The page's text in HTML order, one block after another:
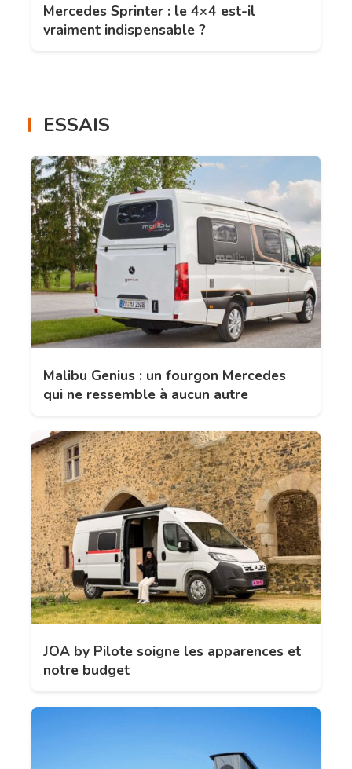
Mercedes Sprinter : le 4×4 est-il
vraiment indispensable ?
ESSAIS
Malibu Genius : un fourgon Mercedes
qui ne ressemble à aucun autre
JOA by Pilote soigne les apparences et
notre budget